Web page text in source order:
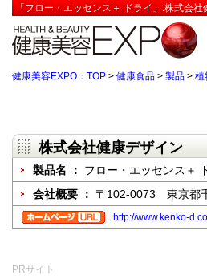
「フロー・エッセンス＋ ドライ」:株式会
健康美容EXPO：TOP > 健康食品 > 製品 > 植
株式会社健康デザイン
製品名 ： フロー・エッセンス＋
会社概要 ： 〒102-0073 東京都
http://www.kenko-
PRサイト